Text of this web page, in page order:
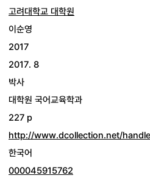
고려대학교 대학원
이순영
2017
2017. 8
박사
대학원 국어교육학과
227 p
http://www.dcollection.net/
한국어
000045915762